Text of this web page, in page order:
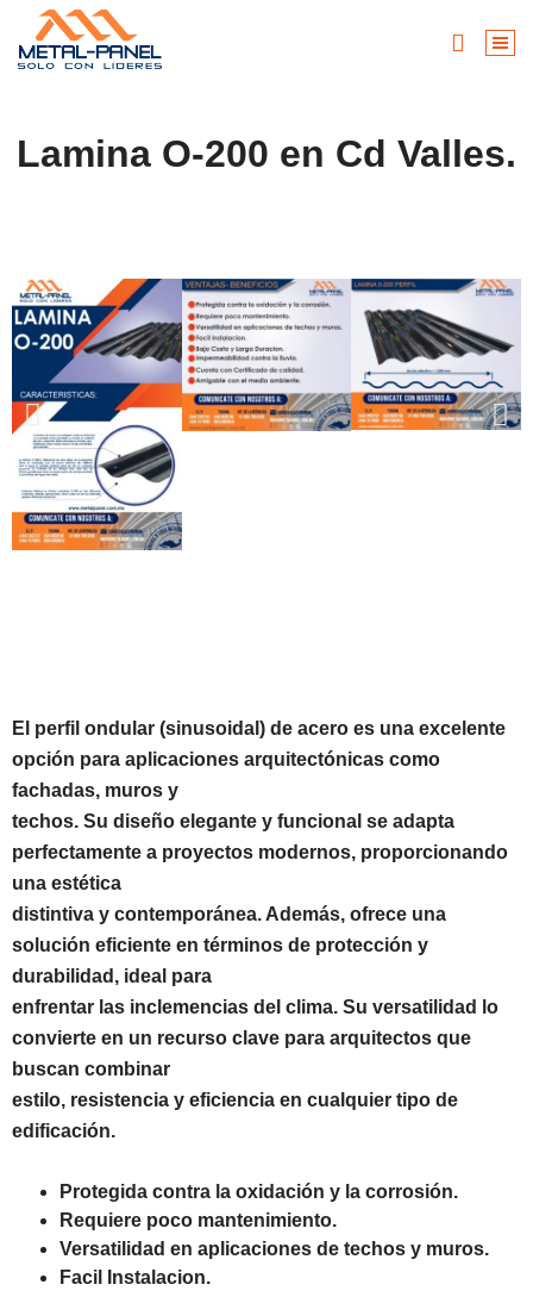
Lamina O-200 en Cd Valles.
El perfil ondular (sinusoidal) de acero es una excelente
opción para aplicaciones arquitectónicas como
fachadas, muros y
techos. Su diseño elegante y funcional se adapta
perfectamente a proyectos modernos, proporcionando
una estética
distintiva y contemporánea. Además, ofrece una
solución eficiente en términos de protección y
durabilidad, ideal para
enfrentar las inclemencias del clima. Su versatilidad lo
convierte en un recurso clave para arquitectos que
buscan combinar
estilo, resistencia y eficiencia en cualquier tipo de
edificación.
Protegida contra la oxidación y la corrosión.
Requiere poco mantenimiento.
Versatilidad en aplicaciones de techos y muros.
Facil Instalacion.